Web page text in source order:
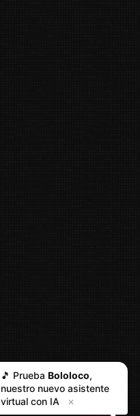
🎵 Prueba Bololoco,
nuestro nuevo asistente
virtual con IA
✕